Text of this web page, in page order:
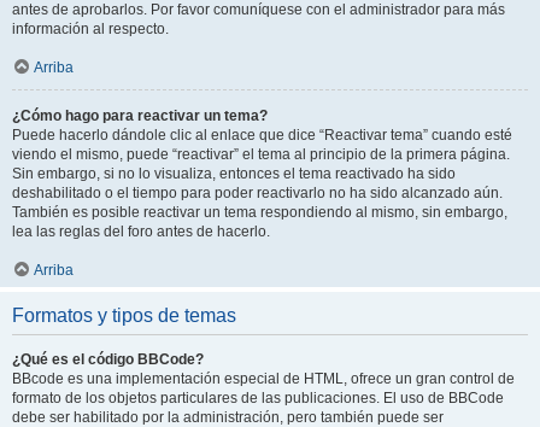
antes de aprobarlos. Por favor comuníquese con el administrador para más
información al respecto.
Arriba
¿Cómo hago para reactivar un tema?
Puede hacerlo dándole clic al enlace que dice “Reactivar tema” cuando esté
viendo el mismo, puede “reactivar” el tema al principio de la primera página.
Sin embargo, si no lo visualiza, entonces el tema reactivado ha sido
deshabilitado o el tiempo para poder reactivarlo no ha sido alcanzado aún.
También es posible reactivar un tema respondiendo al mismo, sin embargo,
lea las reglas del foro antes de hacerlo.
Arriba
Formatos y tipos de temas
¿Qué es el código BBCode?
BBcode es una implementación especial de HTML, ofrece un gran control de
formato de los objetos particulares de las publicaciones. El uso de BBCode
debe ser habilitado por la administración, pero también puede ser